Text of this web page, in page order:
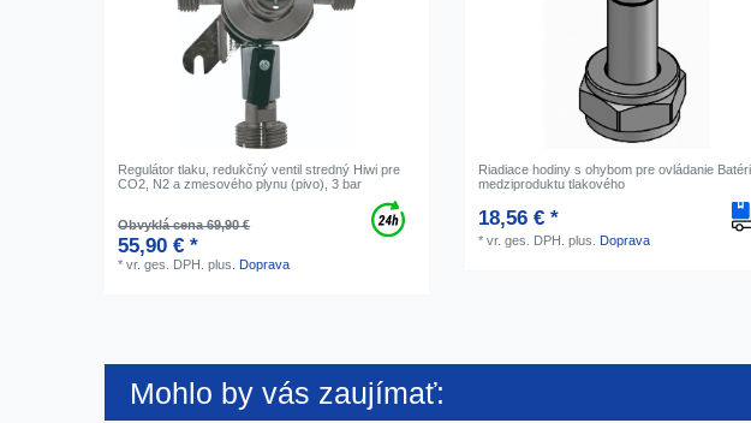
Regulátor tlaku, redukčný ventil stredný Hiwi pre
CO2, N2 a zmesového plynu (pivo), 3 bar
Obvyklá cena 69,90 €
55,90 € *
*vr. ges. DPH. plus. Doprava
Riadiace hodiny s ohybom pre ovládanie
medziproduktu tlakového
18,56 € *
*vr. ges. DPH. plus. Doprava
Mohlo by vás zaujímať: